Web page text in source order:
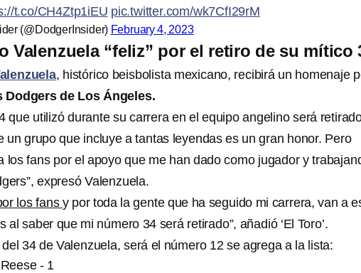
t.co/CH4Ztp1iEU pic.twitter.com/wk7CfI29rM
(@DodgerInsider) February 4, 2023
Valenzuela “feliz” por el retiro de su mítico
, histórico beisbolista mexicano, recibirá un homenaje
Dodgers de Los Ángeles.
que utilizó durante su carrera en el equipo angelino será
un grupo que incluye a tantas leyendas es un gran honor. Pero
los fans por el apoyo que me han dado como jugador y
expresó Valenzuela.
los fans y por toda la gente que ha seguido mi carrera, van a
al saber que mi número 34 será retirado”, añadió ‘El Toro’.
34 de Valenzuela, será el número 12 se agrega a la lista:
- 1